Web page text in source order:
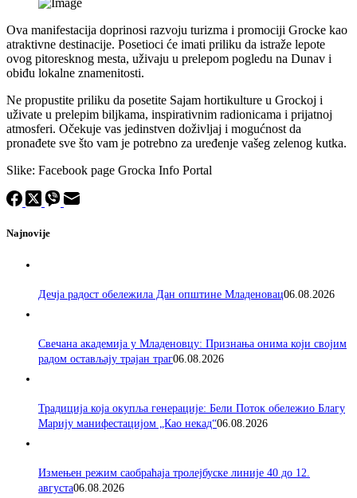
Ova manifestacija doprinosi razvoju turizma i promociji Grocke kao
atraktivne destinacije. Posetioci će imati priliku da istraže lepote
ovog pitoresknog mesta, uživaju u prelepom pogledu na Dunav i
obiđu lokalne znamenitosti.
Ne propustite priliku da posetite Sajam hortikulture u Grockoj i
uživate u prelepim biljkama, inspirativnim radionicama i prijatnoj
atmosferi. Očekuje vas jedinstven doživljaj i mogućnost da
pronađete sve što vam je potrebno za uređenje vašeg zelenog kutka.
Slike: Facebook page Grocka Info Portal
Najnovije
Дечја радост обележила Дан општине Младеновац06.08.2026
Свечана академија у Младеновцу: Признања онима који својим
радом остављају трајан траг06.08.2026
Традиција која окупља генерације: Бели Поток обележио Благу
Марију манифестацијом „Као некад“06.08.2026
Измењен режим саобраћаја тролејбуске линије 40 до 12.
августа06.08.2026